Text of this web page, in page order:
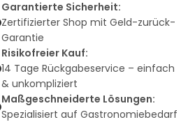
Garantierte Sicherheit:
Zertifizierter Shop mit Geld-zurück-
Garantie
Risikofreier Kauf:
14 Tage Rückgabeservice – einfach
& unkompliziert
Maßgeschneiderte Lösungen:
Spezialisiert auf Gastronomiebedarf